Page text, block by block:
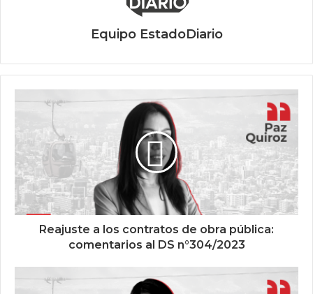
Equipo EstadoDiario
Reajuste a los contratos de obra pública:
comentarios al DS n°304/2023